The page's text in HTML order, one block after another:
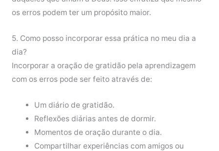
os erros podem ter um propósito maior.
5. Como posso incorporar essa prática no meu dia a
dia?
Incorporar a oração de gratidão pela aprendizagem
com os erros pode ser feito através de:
Um diário de gratidão.
Reflexões diárias antes de dormir.
Momentos de oração durante o dia.
Compartilhar experiências com amigos ou